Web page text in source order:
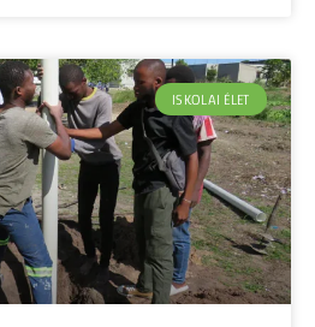
ISKOLAI ÉLET